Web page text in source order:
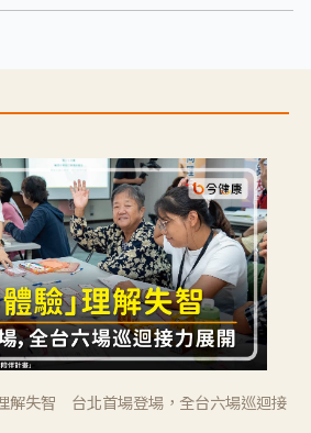
解失智 台北首場登場，全台六場巡迴接